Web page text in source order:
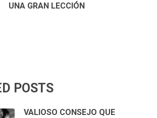
UNA GRAN LECCIÓN
POSTS
VALIOSO CONSEJO QUE